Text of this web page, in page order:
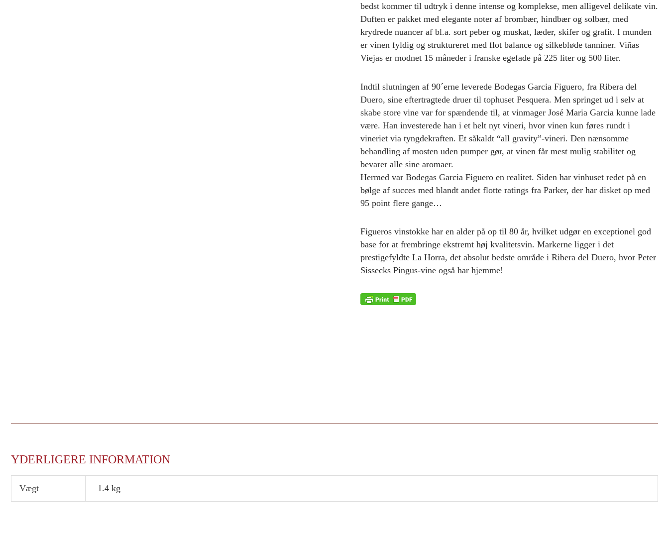
bedst kommer til udtryk i denne intense og komplekse, men alligevel delikate vin.
Duften er pakket med elegante noter af brombær, hindbær og solbær, med
krydrede nuancer af bl.a. sort peber og muskat, læder, skifer og grafit. I munden
er vinen fyldig og struktureret med flot balance og silkebløde tanniner. Viñas
Viejas er modnet 15 måneder i franske egefade på 225 liter og 500 liter.
Indtil slutningen af 90´erne leverede Bodegas Garcia Figuero, fra Ribera del
Duero, sine eftertragtede druer til tophuset Pesquera. Men springet ud i selv at
skabe store vine var for spændende til, at vinmager José Maria Garcia kunne lade
være. Han investerede han i et helt nyt vineri, hvor vinen kun føres rundt i
vineriet via tyngdekraften. Et såkaldt “all gravity”-vineri. Den nænsomme
behandling af mosten uden pumper gør, at vinen får mest mulig stabilitet og
bevarer alle sine aromaer.
Hermed var Bodegas Garcia Figuero en realitet. Siden har vinhuset redet på en
bølge af succes med blandt andet flotte ratings fra Parker, der har disket op med
95 point flere gange…
Figueros vinstokke har en alder på op til 80 år, hvilket udgør en exceptionel god
base for at frembringe ekstremt høj kvalitetsvin. Markerne ligger i det
prestigefyldte La Horra, det absolut bedste område i Ribera del Duero, hvor Peter
Sissecks Pingus-vine også har hjemme!
YDERLIGERE INFORMATION
Vægt 1.4 kg